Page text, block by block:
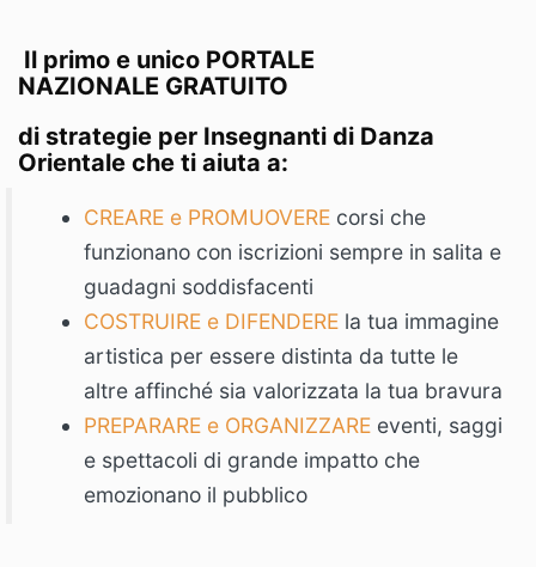
Il primo e unico PORTALE
NAZIONALE GRATUITO
di strategie per Insegnanti di Danza
Orientale che ti aiuta a:
CREARE e PROMUOVERE corsi che
funzionano con iscrizioni sempre in salita e
guadagni soddisfacenti
COSTRUIRE e DIFENDERE la tua immagine
artistica per essere distinta da tutte le
altre affinché sia valorizzata la tua bravura
PREPARARE e ORGANIZZARE eventi, saggi
e spettacoli di grande impatto che
emozionano il pubblico